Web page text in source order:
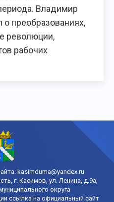
Владимир
о преобразованиях,
революции,
рабочих
kasimduma@yandex.ru
г. Касимов, ул. Ленина, д.9а,
округа
ссылка на официальный сайт